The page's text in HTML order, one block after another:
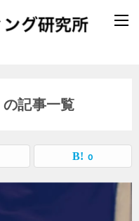
の記事一覧
0